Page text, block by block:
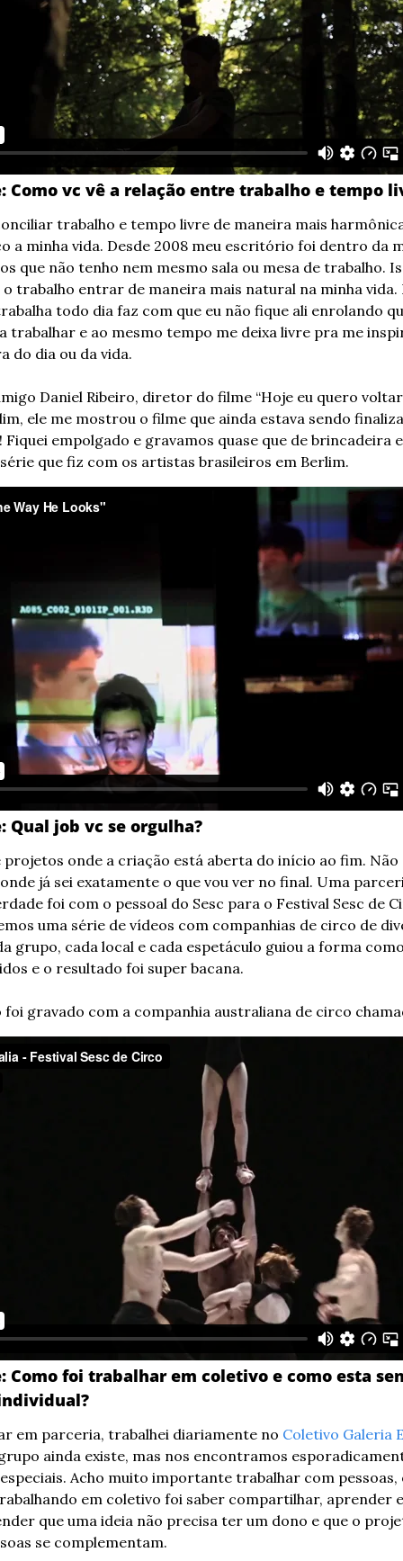
Como vc vê a relação entre trabalho e tempo
trabalho e tempo livre de maneira mais
a minha vida. Desde 2008 meu escritório foi dentro da
que não tenho nem mesmo sala ou mesa de trabalho.
trabalho entrar de maneira mais natural na minha
todo dia faz com que eu não fique ali enrolando
trabalhar e ao mesmo tempo me deixa livre pra me
do dia ou da vida.
Daniel Ribeiro, diretor do filme “Hoje eu quero voltar
ele me mostrou o filme que ainda estava sendo
empolgado e gravamos quase que de brincadeira
que fiz com os artistas brasileiros em Berlim.
Qual job vc se orgulha?
projetos onde a criação está aberta do início ao fim.
já sei exatamente o que vou ver no final. Uma
foi com o pessoal do Sesc para o Festival Sesc de
uma série de vídeos com companhias de circo de
grupo, cada local e cada espetáculo guiou a forma
e o resultado foi super bacana.
foi gravado com a companhia australiana de circo
Como foi trabalhar em coletivo e como esta
em parceria, trabalhei diariamente no Coletivo Galeria
ainda existe, mas nos encontramos
Acho muito importante trabalhar com pessoas,
em coletivo foi saber compartilhar, aprender
que uma ideia não precisa ter um dono e que o
se complementam.